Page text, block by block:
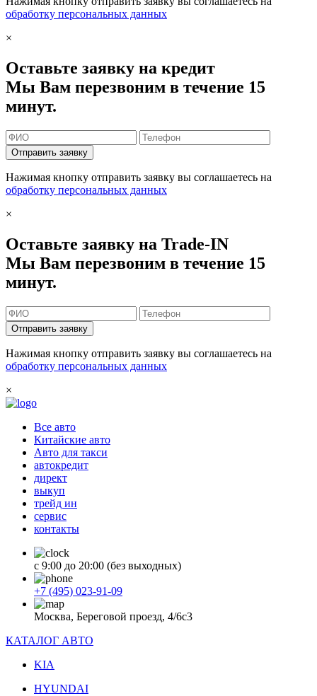
обработку персональных данных
×
Оставьте заявку на кредит
Мы Вам перезвоним в течение 15
минут.
Отправить заявку
Нажимая кнопку отправить заявку вы соглашаетесь на
обработку персональных данных
×
Оставьте заявку на Trade-IN
Мы Вам перезвоним в течение 15
минут.
Отправить заявку
Нажимая кнопку отправить заявку вы соглашаетесь на
обработку персональных данных
×
Все авто
Китайские авто
Авто для такси
автокредит
директ
выкуп
трейд ин
сервис
контакты
с 9:00 до 20:00 (без выходных)
+7 (495) 023-91-09
Москва, Береговой проезд, 4/6с3
КАТАЛОГ АВТО
KIA
HYUNDAI